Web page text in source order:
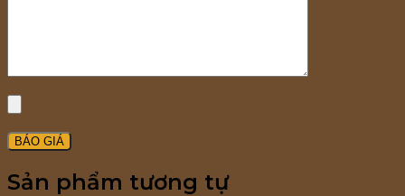
Sản phẩm tương tự